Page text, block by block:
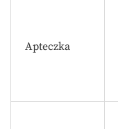
Apteczka